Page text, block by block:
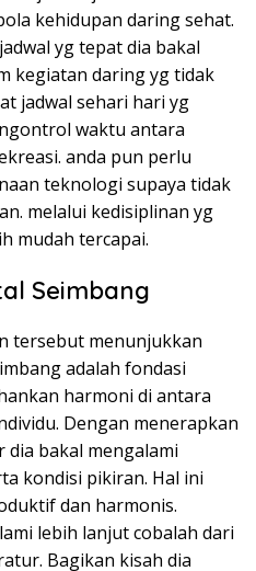
kehidupan daring sehat.
yg tepat dia bakal
kegiatan daring yg tidak
jadwal sehari hari yg
waktu antara
anda pun perlu
teknologi supaya tidak
melalui kedisiplinan yg
mudah tercapai.
Seimbang
tersebut menunjukkan
adalah fondasi
harmoni di antara
Dengan menerapkan
bakal mengalami
kondisi pikiran. Hal ini
dan harmonis.
lebih lanjut cobalah dari
Bagikan kisah dia